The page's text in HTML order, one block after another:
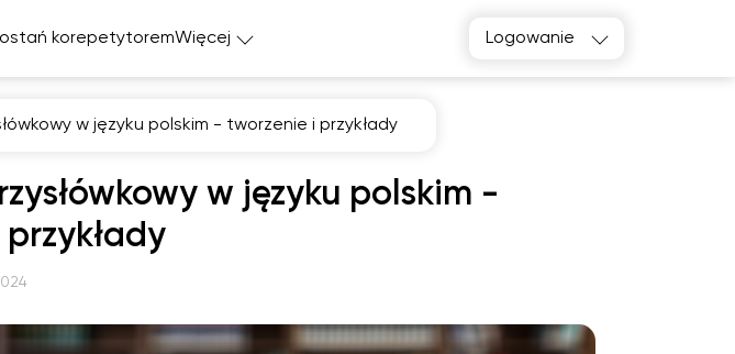
korepetytoremWięcej Logowanie
w języku polskim - tworzenie i przykłady
w języku polskim -